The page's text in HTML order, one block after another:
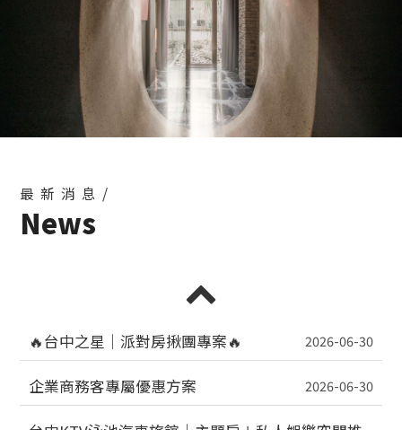
最新消息/
News
🔥台中之星｜派對房揪團專案🔥
企業商務客專屬優惠方案 2026-06-30
台中KTV泳池汽車旅館｜主題房＋私人娛樂空間推
薦
2026-05-25